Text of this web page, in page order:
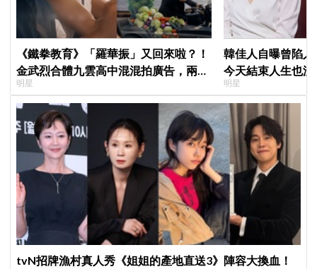
《鐵拳教育》「羅華振」又回來啦？！
金武烈合體九雲高中混混拍廣告，兩人
嚇壞反應笑翻劇迷：根本番外篇！
明星
韓佳人自曝曾陷
今天結束人生也
YouTube重拾生
明星
tvN招牌漁村真人秀《姐姐的產地直送3》陣容大換血！